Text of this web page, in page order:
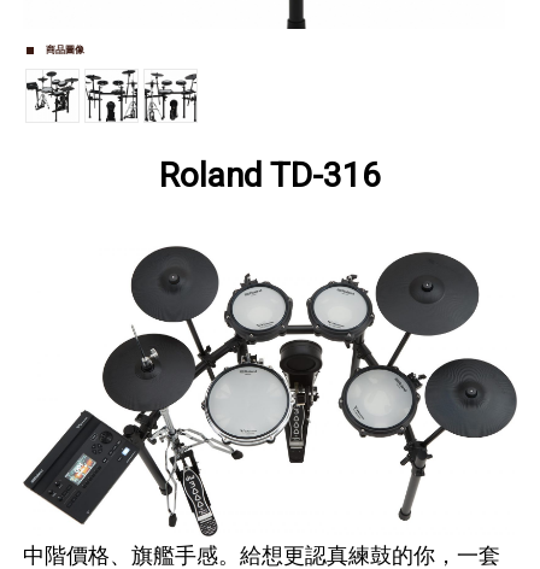
商品圖像
Roland TD-316
中階價格、旗艦手感。給想更認真練鼓的你，一套